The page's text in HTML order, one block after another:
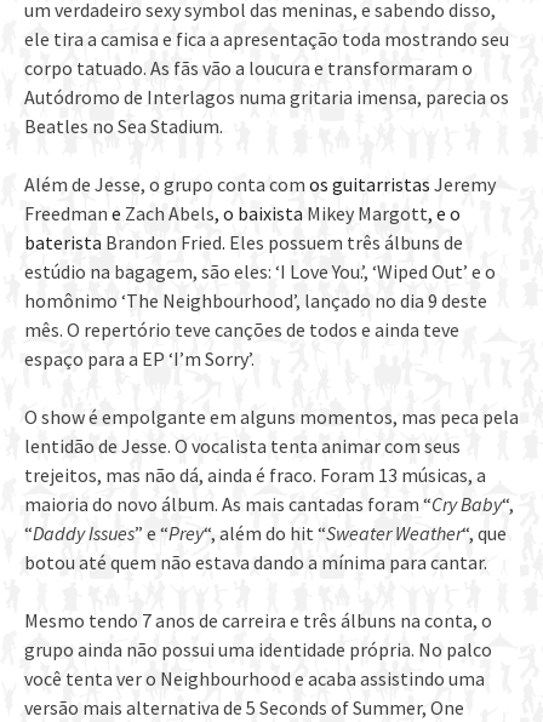
um verdadeiro sexy symbol das meninas, e sabendo disso,
ele tira a camisa e fica a apresentação toda mostrando seu
corpo tatuado. As fãs vão a loucura e transformaram o
Autódromo de Interlagos numa gritaria imensa, parecia os
Beatles no Sea Stadium.
Além de Jesse, o grupo conta com os guitarristas Jeremy
Freedman e Zach Abels, o baixista Mikey Margott, e o
baterista Brandon Fried. Eles possuem três álbuns de
estúdio na bagagem, são eles: ‘I Love You.’, ‘Wiped Out’ e o
homônimo ‘The Neighbourhood’, lançado no dia 9 deste
mês. O repertório teve canções de todos e ainda teve
espaço para a EP ‘I’m Sorry’.
O show é empolgante em alguns momentos, mas peca pela
lentidão de Jesse. O vocalista tenta animar com seus
trejeitos, mas não dá, ainda é fraco. Foram 13 músicas, a
maioria do novo álbum. As mais cantadas foram “Cry Baby“,
“Daddy Issues” e “Prey“, além do hit “Sweater Weather“, que
botou até quem não estava dando a mínima para cantar.
Mesmo tendo 7 anos de carreira e três álbuns na conta, o
grupo ainda não possui uma identidade própria. No palco
você tenta ver o Neighbourhood e acaba assistindo uma
versão mais alternativa de 5 Seconds of Summer, One